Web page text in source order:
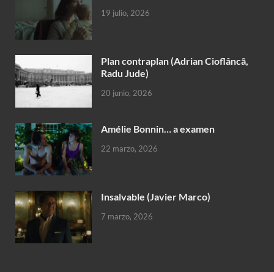
19 julio, 2026
Plan contraplan (Adrian Cioflâncã,
Radu Jude)
20 junio, 2026
Amélie Bonnin… a examen
22 marzo, 2026
Insalvable (Javier Marco)
7 marzo, 2026